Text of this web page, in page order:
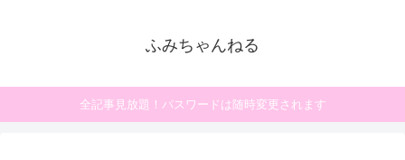
ふみちゃんねる
全記事見放題！パスワードは随時変更されます